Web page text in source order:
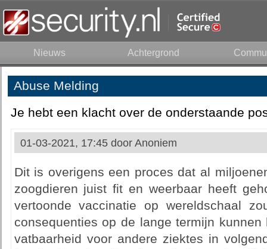
Nieuws Achtergrond
Abuse Melding
Je hebt een klacht over de onderstaande
01-03-2021, 17:45 door Anoniem
Dit is overigens een proces dat al
zoogdieren juist fit en weerbaar heeft
vertoonde vaccinatie op wereldschaal
consequenties op de lange termijn
vatbaarheid voor andere ziektes in